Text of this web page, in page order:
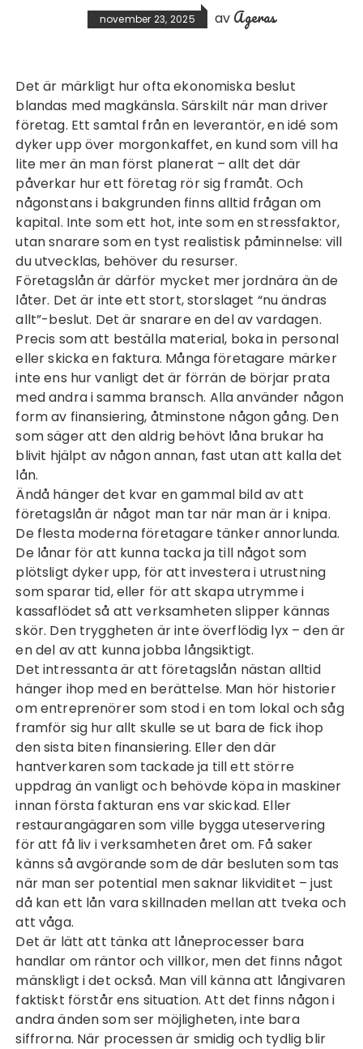
november 23, 2025 av Ageras
Det är märkligt hur ofta ekonomiska beslut
blandas med magkänsla. Särskilt när man driver
företag. Ett samtal från en leverantör, en idé som
dyker upp över morgonkaffet, en kund som vill ha
lite mer än man först planerat – allt det där
påverkar hur ett företag rör sig framåt. Och
någonstans i bakgrunden finns alltid frågan om
kapital. Inte som ett hot, inte som en stressfaktor,
utan snarare som en tyst realistisk påminnelse: vill
du utvecklas, behöver du resurser.
Företagslånär därför mycket mer jordnära än de
låter. Det är inte ett stort, storslaget “nu ändras
allt”-beslut. Det är snarare en del av vardagen.
Precis som att beställa material, boka in personal
eller skicka en faktura. Många företagare märker
inte ens hur vanligt det är förrän de börjar prata
med andra i samma bransch. Alla använder någon
form av finansiering, åtminstone någon gång. Den
som säger att den aldrig behövt låna brukar ha
blivit hjälpt av någon annan, fast utan att kalla det
lån.
Ändå hänger det kvar en gammal bild av att
företagslån är något man tar när man är i knipa.
De flesta moderna företagare tänker annorlunda.
De lånar för att kunna tacka ja till något som
plötsligt dyker upp, för att investera i utrustning
som sparar tid, eller för att skapa utrymme i
kassaflödet så att verksamheten slipper kännas
skör. Den tryggheten är inte överflödig lyx – den är
en del av att kunna jobba långsiktigt.
Det intressanta är att företagslån nästan alltid
hänger ihop med en berättelse. Man hör historier
om entreprenörer som stod i en tom lokal och såg
framför sig hur allt skulle se ut bara de fick ihop
den sista biten finansiering. Eller den där
hantverkaren som tackade ja till ett större
uppdrag än vanligt och behövde köpa in maskiner
innan första fakturan ens var skickad. Eller
restaurangägaren som ville bygga uteservering
för att få liv i verksamheten året om. Få saker
känns så avgörande som de där besluten som tas
när man ser potential men saknar likviditet – just
då kan ett lån vara skillnaden mellan att tveka och
att våga.
Det är lätt att tänka att låneprocesser bara
handlar om räntor och villkor, men det finns något
mänskligt i det också. Man vill känna att långivaren
faktiskt förstår ens situation. Att det finns någon i
andra änden som ser möjligheten, inte bara
siffrorna. När processen är smidig och tydlig blir